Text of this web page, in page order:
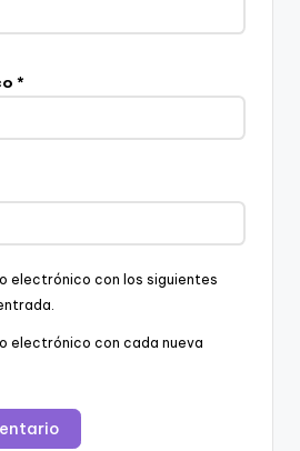
*
electrónico con los siguientes
electrónico con cada nueva